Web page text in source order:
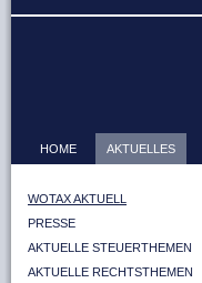
HOME AKTUELLES
WOTAX AKTUELL
PRESSE
AKTUELLE STEUERTHEMEN
AKTUELLE RECHTSTHEMEN